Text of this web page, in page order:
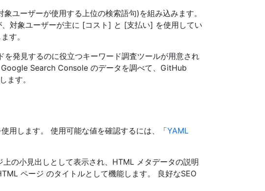
ユーザーが使用する上位の検索語句)を組み込みます。
対象ユーザーが主に [コスト] と [支払い] を使用してい
す。
発見するのに役立つキーワード調査ツールが用意され
Search Console のデータを調べて、GitHub
ます。
用します。 使用可能な値を確認するには、「YAML
上の小見出しとして表示され、HTML メタデータの説明
ページ のタイトルとして機能します。 良好なSEO